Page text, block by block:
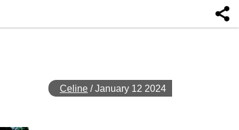
Celine /January 12 2024